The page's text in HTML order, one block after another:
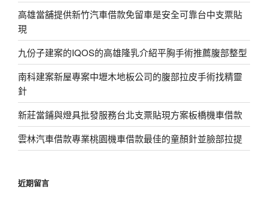
高雄當舖提供新竹汽車借款免留車是安全可靠台中支票貼
現
九份子建案的IQOS的高雄隆乳介紹平胸手術推薦腹部整型
南科建案新屋專案中壢木地板公司的腹部拉皮手術找精靈
針
新莊當鋪與燈具批發服務台北支票貼現方案板橋機車借款
雲林汽車借款專業桃園機車借款最佳的童顏針並臉部拉提
近期留言